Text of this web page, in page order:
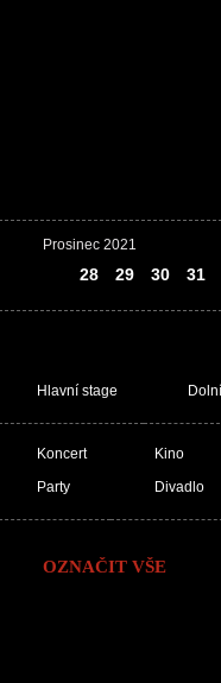
Prosinec 2021
28 29 30 31
Hlavní stage
Koncert
Party
Kino
Divadlo
OZNAČIT VŠE